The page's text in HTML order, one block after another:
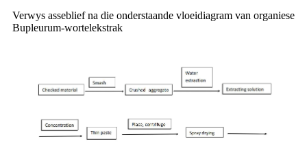
Verwys asseblief na die onderstaande vloeidiagram van organiese
Bupleurum-wortelekstrak